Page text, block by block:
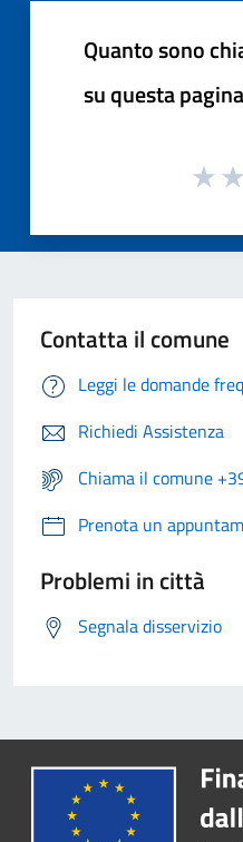
Quanto sono
su questa
Contatta il comune
Leggi le domande
Richiedi Assistenza
Chiama il comune
Prenota un
Problemi in città
Segnala disservizio